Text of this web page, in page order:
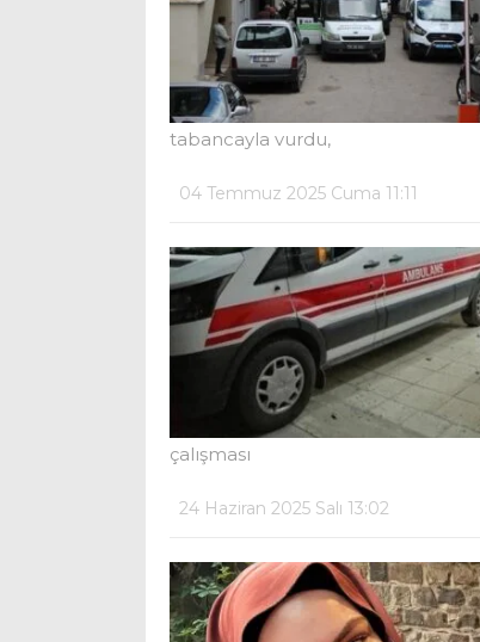
tabancayla vurdu,
04 Temmuz 2025 Cuma 11:11
çalışması
24 Haziran 2025 Salı 13:02